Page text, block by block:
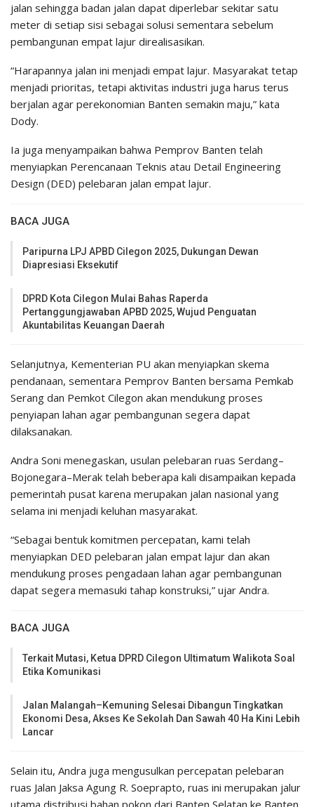
jalan sehingga badan jalan dapat diperlebar sekitar satu
meter di setiap sisi sebagai solusi sementara sebelum
pembangunan empat lajur direalisasikan.
“Harapannya jalan ini menjadi empat lajur. Masyarakat tetap
menjadi prioritas, tetapi aktivitas industri juga harus terus
berjalan agar perekonomian Banten semakin maju,” kata
Dody.
Ia juga menyampaikan bahwa Pemprov Banten telah
menyiapkan Perencanaan Teknis atau Detail Engineering
Design (DED) pelebaran jalan empat lajur.
BACA JUGA
Paripurna LPJ APBD Cilegon 2025, Dukungan Dewan
Diapresiasi Eksekutif
DPRD Kota Cilegon Mulai Bahas Raperda
Pertanggungjawaban APBD 2025, Wujud Penguatan
Akuntabilitas Keuangan Daerah
Selanjutnya, Kementerian PU akan menyiapkan skema
pendanaan, sementara Pemprov Banten bersama Pemkab
Serang dan Pemkot Cilegon akan mendukung proses
penyiapan lahan agar pembangunan segera dapat
dilaksanakan.
Andra Soni menegaskan, usulan pelebaran ruas Serdang–
Bojonegara–Merak telah beberapa kali disampaikan kepada
pemerintah pusat karena merupakan jalan nasional yang
selama ini menjadi keluhan masyarakat.
“Sebagai bentuk komitmen percepatan, kami telah
menyiapkan DED pelebaran jalan empat lajur dan akan
mendukung proses pengadaan lahan agar pembangunan
dapat segera memasuki tahap konstruksi,” ujar Andra.
BACA JUGA
Terkait Mutasi, Ketua DPRD Cilegon Ultimatum Walikota Soal
Etika Komunikasi
Jalan Malangah–Kemuning Selesai Dibangun Tingkatkan
Ekonomi Desa, Akses Ke Sekolah Dan Sawah 40 Ha Kini Lebih
Lancar
Selain itu, Andra juga mengusulkan percepatan pelebaran
ruas Jalan Jaksa Agung R. Soeprapto, ruas ini merupakan jalur